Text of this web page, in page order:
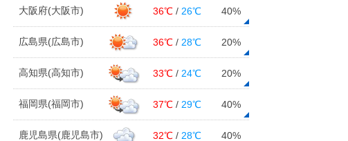
大阪府(大阪市) 36℃ / 26℃ 40%
広島県(広島市) 36℃ / 28℃ 20%
高知県(高知市) 33℃ / 24℃ 20%
福岡県(福岡市) 37℃ / 29℃ 40%
鹿児島県(鹿児島市) 32℃ / 28℃ 40%